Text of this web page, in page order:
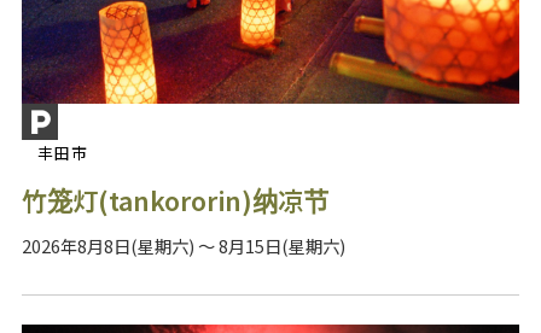
丰田市
竹笼灯(tankororin)纳凉节
2026年8月8日(星期六) ～ 8月15日(星期六)